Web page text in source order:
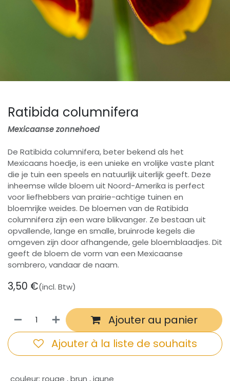
Ratibida columnifera
Mexicaanse zonnehoed
De Ratibida columnifera, beter bekend als het
Mexicaans hoedje, is een unieke en vrolijke vaste plant
die je tuin een speels en natuurlijk uiterlijk geeft. Deze
inheemse wilde bloem uit Noord-Amerika is perfect
voor liefhebbers van prairie-achtige tuinen en
bloemrijke weides. De bloemen van de Ratibida
columnifera zijn een ware blikvanger. Ze bestaan uit
opvallende, lange en smalle, bruinrode kegels die
omgeven zijn door afhangende, gele bloemblaadjes. Dit
geeft de bloem de vorm van een Mexicaanse
sombrero, vandaar de naam.
3,50 €(incl. Btw)
Ajouter au panier
Ajouter à la liste de souhaits
couleur: rouge ,brun ,jaune